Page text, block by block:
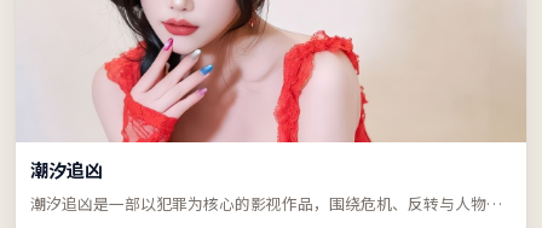
潮汐追凶
潮汐追凶是一部以犯罪为核心的影视作品，围绕危机、反转与人物成